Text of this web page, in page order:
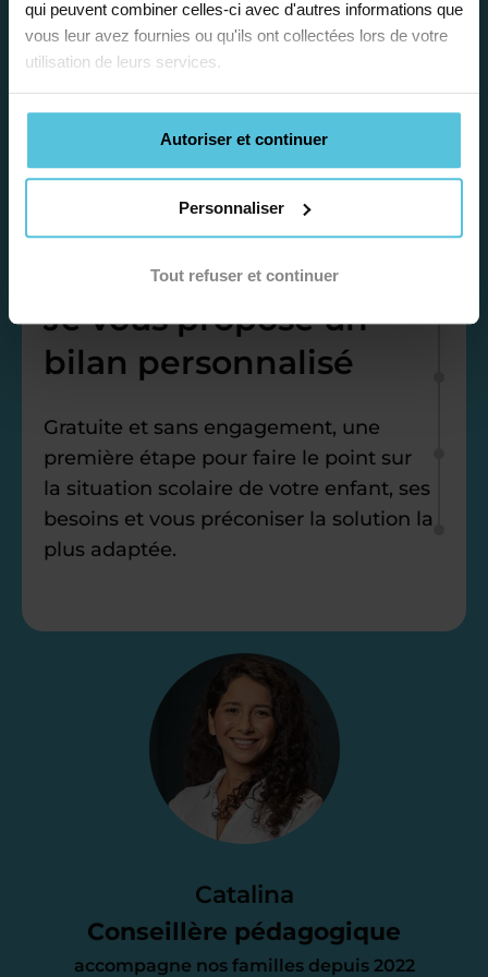
qui peuvent combiner celles-ci avec d'autres informations que
vous leur avez fournies ou qu'ils ont collectées lors de votre
utilisation de leurs services.
Autoriser et continuer
Personnaliser
Tout refuser et continuer
Catalina
Conseillère pédagogique
accompagne nos familles depuis 2022
Étape 1
Je vous propose un
bilan personnalisé
Gratuite et sans engagement, une
première étape pour faire le point sur
la situation scolaire de votre enfant, ses
besoins et vous préconiser la solution la
plus adaptée.
Étape 2
Je vous envoie une
proposition
d’accompagnement
parfait. À partir de maintenant nous
nous occupons de tout.